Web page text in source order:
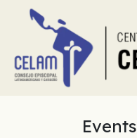
Skip to Content
Events